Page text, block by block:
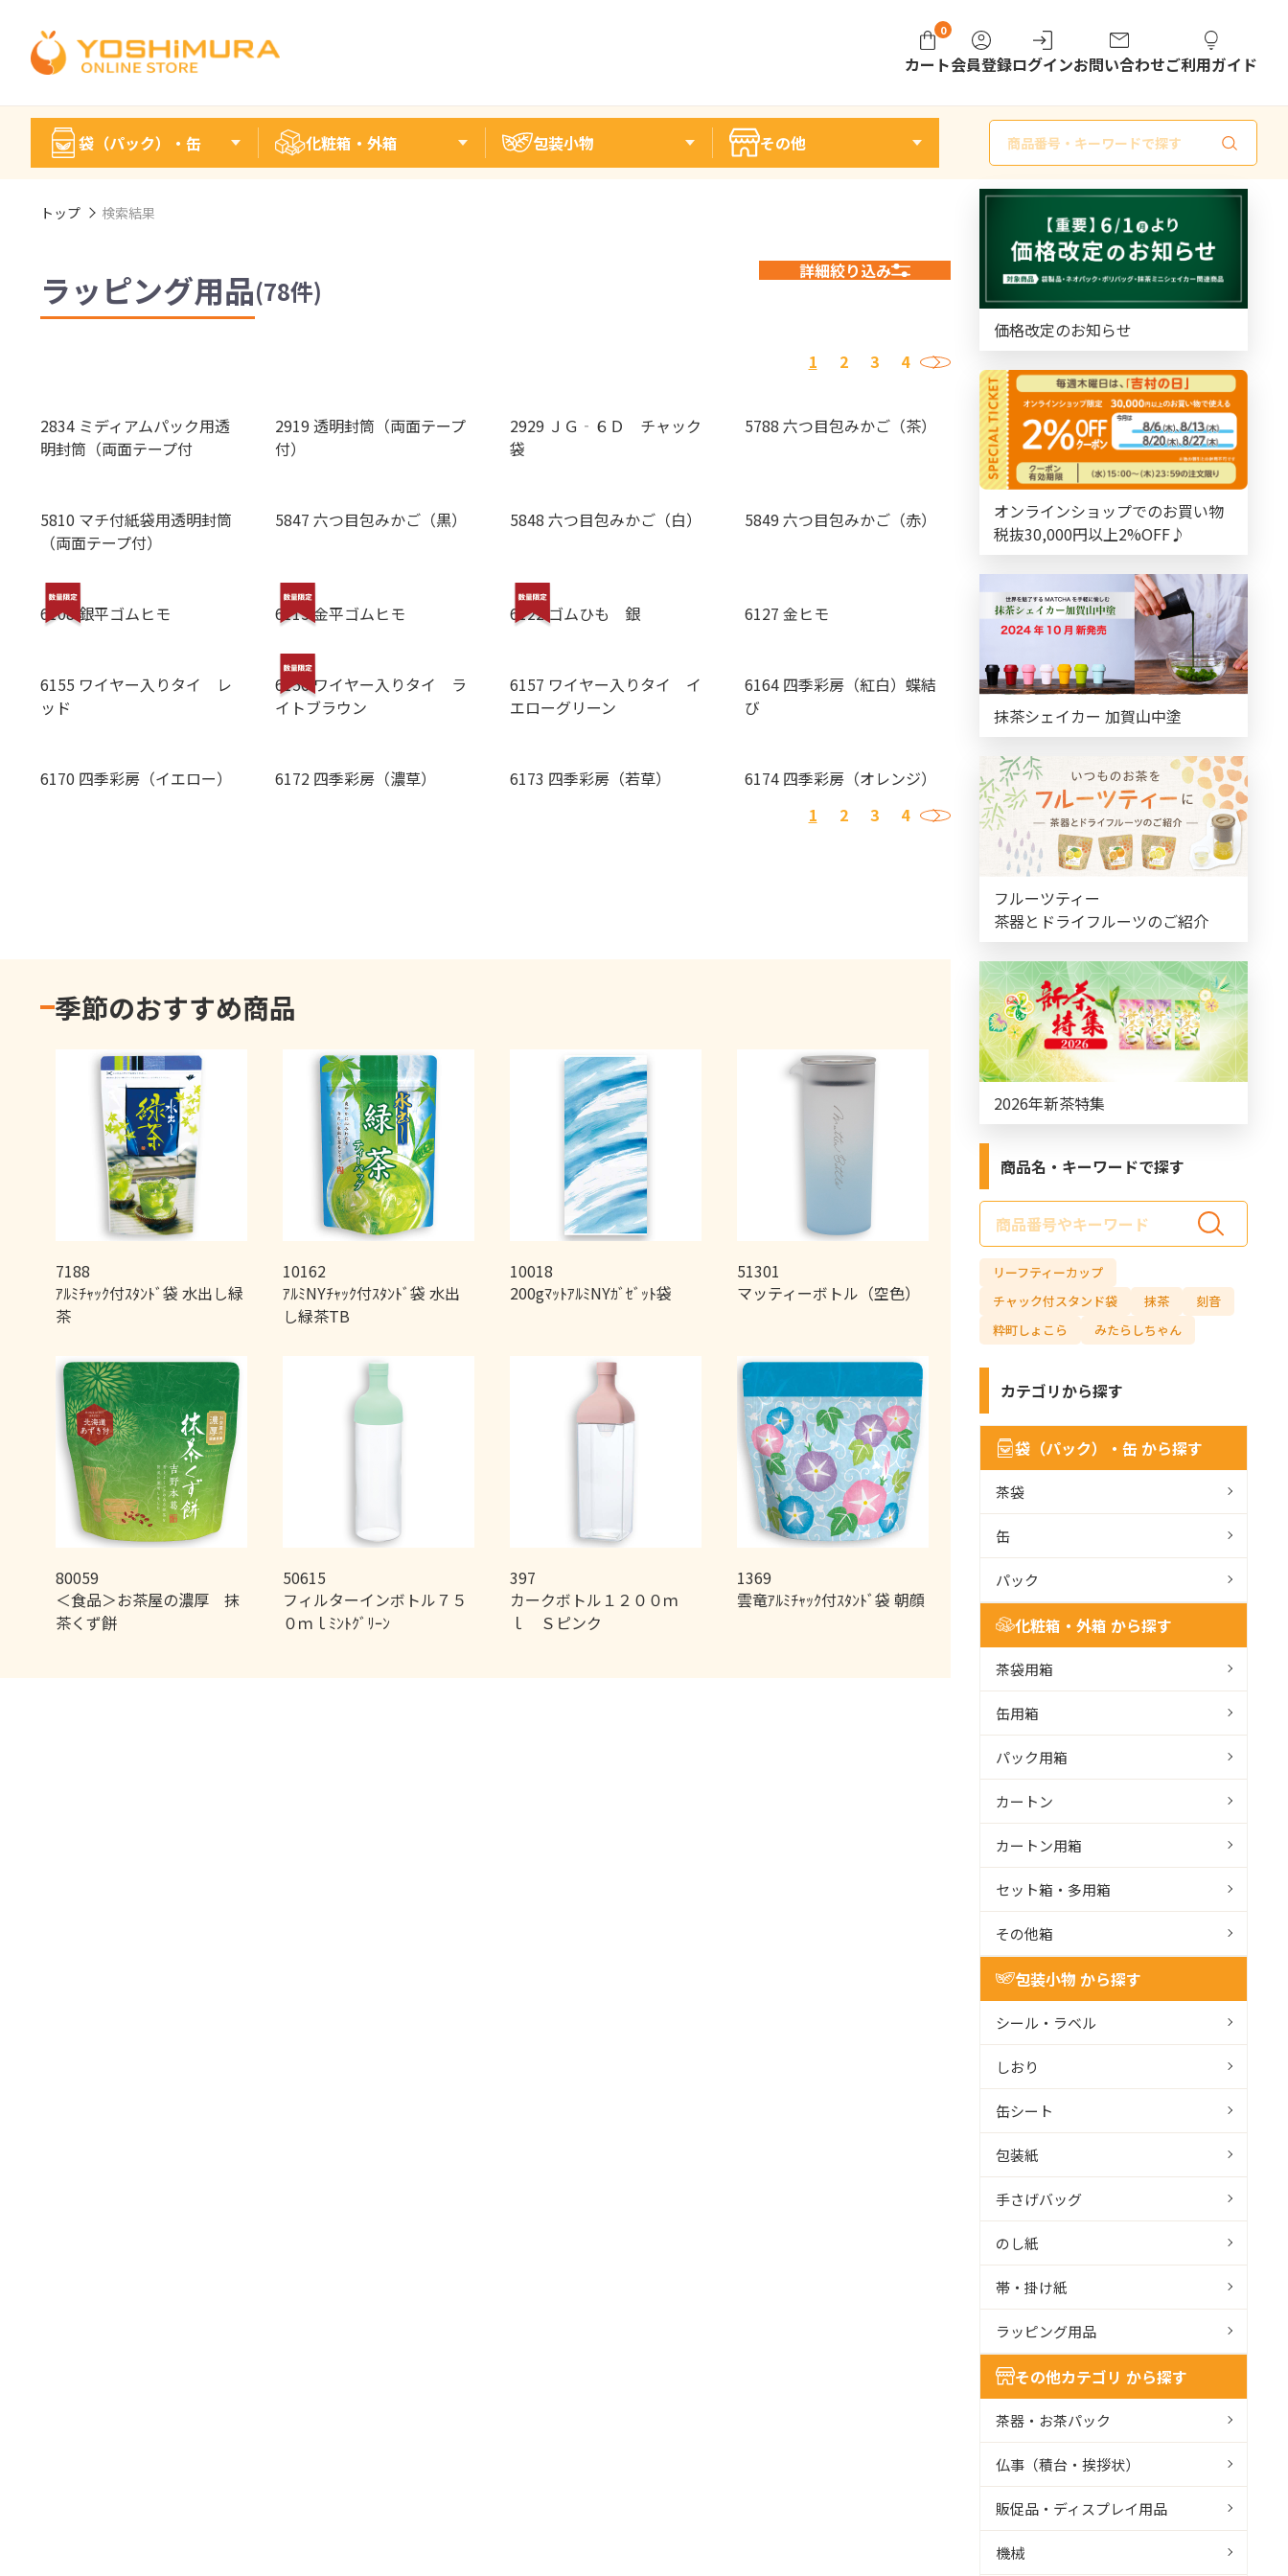
0
カート会員登録ログインお問い合わせご利用ガイド
袋（パック）・缶 化粧箱・外箱 包装小物 その他
品
索
トップ 検索結果
ラッピング用品(78件)
詳細絞り込み
1 2 3 4 ›
2834 ミディアムパック用透
明封筒（両面テープ付
2919 透明封筒（両面テープ
付）
2929 ＪＧ‐６Ｄ チャック
袋
5788 六つ目包みかご（茶）
5810 マチ付紙袋用透明封筒
（両面テープ付）
5847 六つ目包みかご（黒） 5848 六つ目包みかご（白） 5849 六つ目包みかご（赤）
6108 銀平ゴムヒモ 6115 金平ゴムヒモ 6122 ゴムひも 銀 6127 金ヒモ
6155 ワイヤー入りタイ レ
ッド
6156 ワイヤー入りタイ ラ
イトブラウン
6157 ワイヤー入りタイ イ
エローグリーン
6164 四季彩房（紅白）蝶結
び
6170 四季彩房（イエロー） 6172 四季彩房（濃草） 6173 四季彩房（若草）
6174 四季彩房（オレンジ）
1
2 3 4 ›
季節のおすすめ商品
7188
ｱﾙﾐﾁｬｯｸ付ｽﾀﾝﾄﾞ袋 水出し緑
茶
10162
ｱﾙﾐNYﾁｬｯｸ付ｽﾀﾝﾄﾞ袋 水出
し緑茶TB
10018
200gﾏｯﾄｱﾙﾐNYｶﾞｾﾞｯﾄ袋
51301
マッティーボトル（空色）
80059
＜食品＞お茶屋の濃厚 抹
茶くず餅
50615
フィルターインボトル７５
０ｍｌﾐﾝﾄｸﾞﾘｰﾝ
397
カークボトル１２００ｍ
ｌ Ｓピンク
1369
雲竜ｱﾙﾐﾁｬｯｸ付ｽﾀﾝﾄﾞ袋 朝顔
価格改定のお知らせ
オンラインショップでのお買い物
税抜30,000円以上2%OFF♪
抹茶シェイカー 加賀山中塗
フルーツティー
茶器とドライフルーツのご紹介
2026年新茶特集
商品名・キーワードで探す
イ
ナ
索
リーフティーカップ
チャック付スタンド袋
抹茶
刻音
粋町しょこら
みたらしちゃん
カテゴリから探す
袋（パック）・缶 から探す
茶袋
缶
パック
化粧箱・外箱 から探す
茶袋用箱
缶用箱
パック用箱
カートン
カートン用箱
セット箱・多用箱
その他箱
包装小物 から探す
シール・ラベル
しおり
缶シート
包装紙
手さげバッグ
のし紙
帯・掛け紙
ラッピング用品
その他カテゴリ から探す
茶器・お茶パック
仏事（積台・挨拶状）
販促品・ディスプレイ用品
機械